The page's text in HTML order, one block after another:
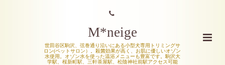
M*neige
世田谷区駒沢、弦巻通り沿いにある小型犬専用トリミングサ
ロン(ペットサロン）。殺菌効果が高く、お肌に優しいオゾン
水使用。オゾン水を使った温浴メニューも豊富です。駒沢大
学駅、桜新町駅、三軒茶屋駅、松陰神社前駅アクセス可能